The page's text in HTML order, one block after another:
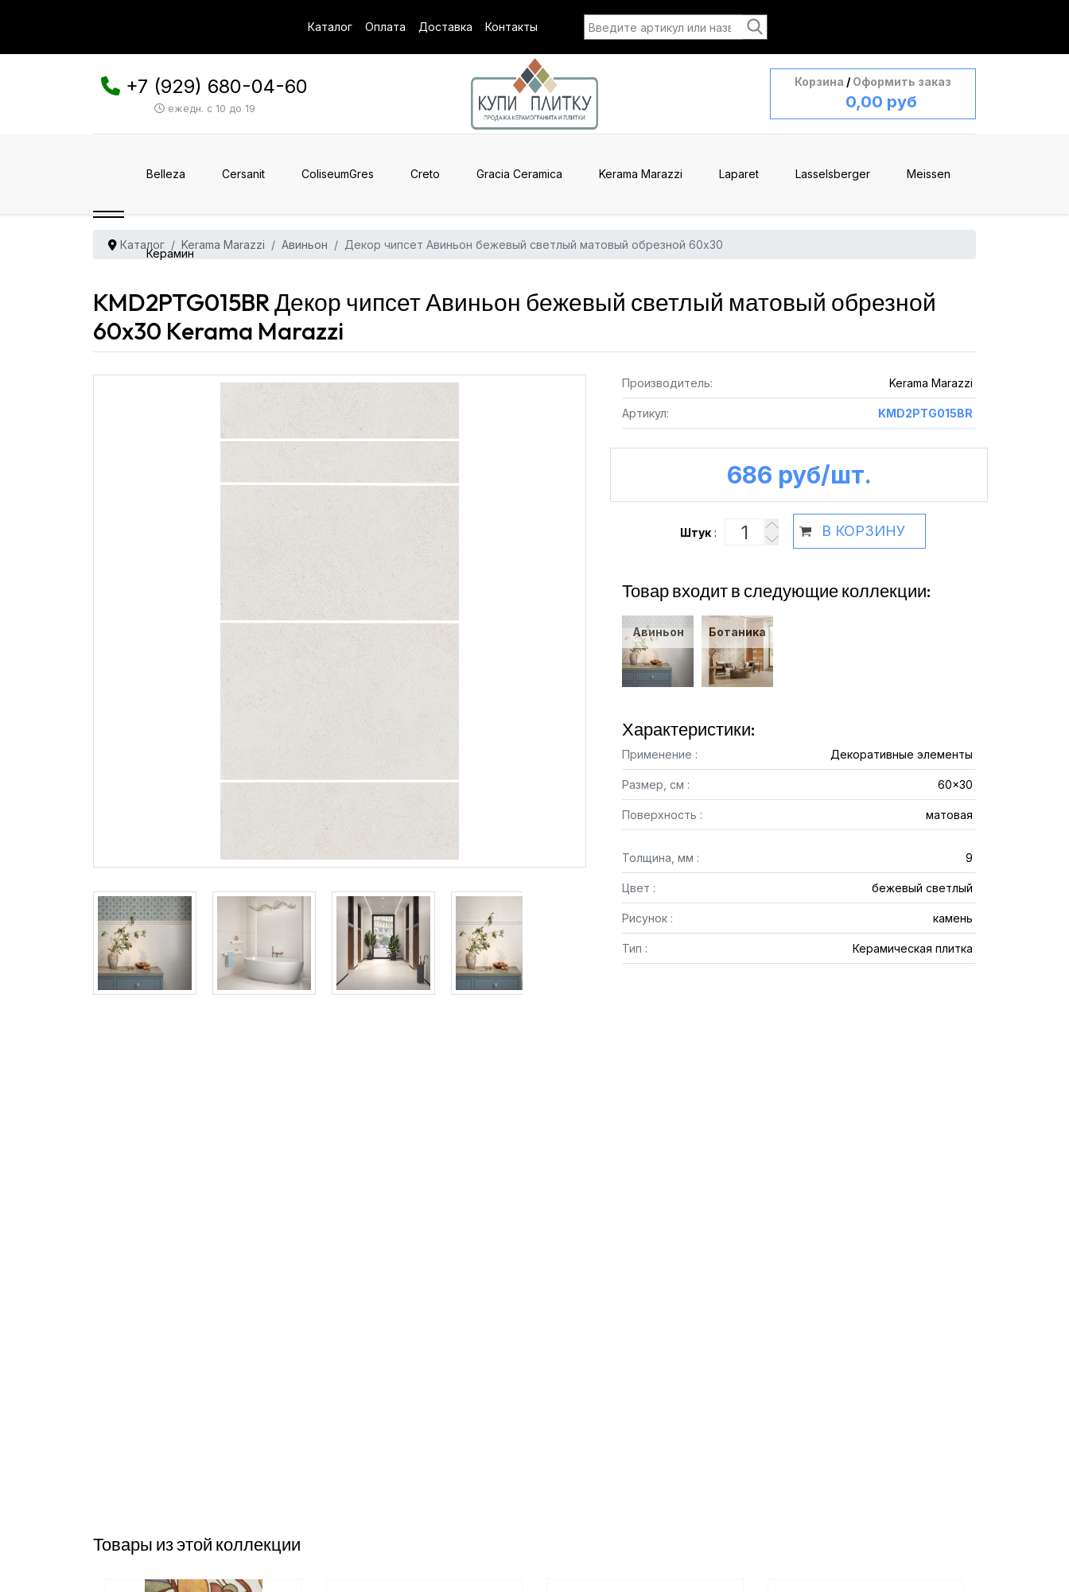
Каталог Оплата Доставка Контакты
+7 (929) 680-04-60
ежедн. с 10 до 19
Корзина / Оформить заказ
0,00 руб
Belleza Cersanit ColiseumGres Creto Gracia Ceramica Kerama Marazzi Laparet Lasselsberger Meissen
Керамин
Каталог Kerama Marazzi Авиньон Декор чипсет Авиньон бежевый светлый матовый обрезной 60x30
KMD2PTG015BR Декор чипсет Авиньон бежевый светлый матовый обрезной
60x30 Kerama Marazzi
Производитель: Kerama Marazzi
Артикул: KMD2PTG015BR
686 руб /шт.
Штук : В КОРЗИНУ
Товар входит в следующие коллекции:
Авиньон Ботаника
Характеристики:
Применение : Декоративные элементы
Размер, см : 60x30
Поверхность : матовая
Толщина, мм : 9
Цвет : бежевый светлый
Рисунок : камень
Тип : Керамическая плитка
Товары из этой коллекции